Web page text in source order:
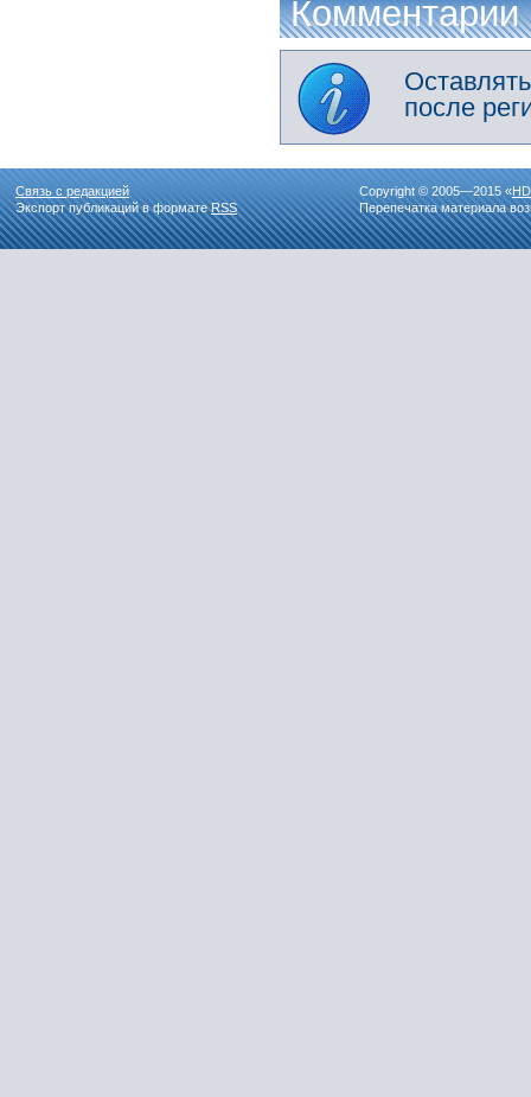
Комментарии
после
Связь с редакцией
Экспорт публикаций в форматеRSS
Copyright © 2005—2015 «
Перепечатка материала